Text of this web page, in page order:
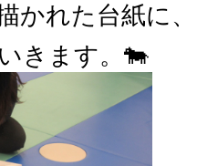
かれた台紙に
きます。🐄